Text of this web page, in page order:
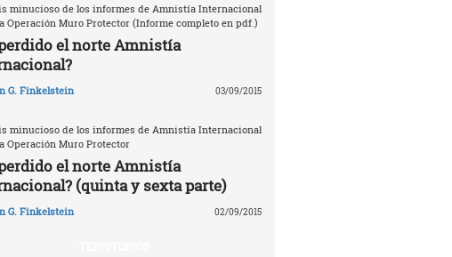
minucioso de los informes de Amnistía Internacional
Operación Muro Protector (Informe completo en pdf.)
el norte Amnistía
G. Finkelstein 03/09/2015
minucioso de los informes de Amnistía Internacional
Operación Muro Protector
el norte Amnistía
(quinta y sexta parte)
G. Finkelstein 02/09/2015